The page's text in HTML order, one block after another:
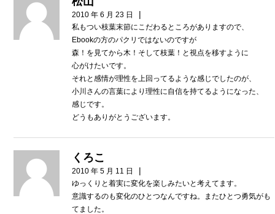
2010 年 6 月 23 日 |
私もつい枝葉末節にこだわるところがありますので、
Ebookの方のパクリではないのですが
森！を見てから木！そして枝葉！と視点を移すように
心がけたいです。
それと感情が理性を上回ってるような感じでしたのが、
小川さんの言葉により理性に自信を持てるようになった、
感じです。
どうもありがとうございます。
くろこ
2010 年 5 月 11 日 |
ゆっくりと着実に変化を楽しみたいと考えてます。
意識するのも変化のひとつなんですね。またひとつ勇気がも
てました。